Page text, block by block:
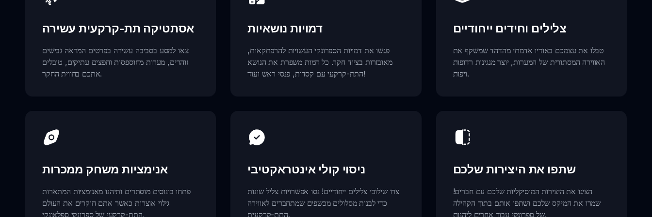
אסתטיקה תת-קרקעית עשירה
צאו למסע בסביבה עשירה בפרטים המראה גבישים
זוהרים, מערות מחוספסות וחפצים עתיקים, טובלים
אתכם בחווית החקר.
דמויות נושאיות
פגשו את דמויות הספרונקי העשויות להרפתקאות,
מאובזרות בציוד חקר. כל דמות משפרת את הנושא
התת-קרקעי עם קסדות, פנסי ראש ועוד!
צלילים וחידים ייחודיים
טבלו את עצמכם באודיו אדמתי מהדהד שמשקף את
האווירה המסתורית של המערות, יוצר מנגינות רדופות
ויפות.
אנימציות משחק ממכרות
פתחו בונוסים מוסתרים ותיהנו מאנימציות המתארות
גילוי אוצרות כאשר אתם חוקרים את העולם
התת-קרקעי של ספרונקי ספלאונקי.
ניסוי קולי אינטראקטיבי
צרו שילובי צלילים ייחודיים! נסו אפשרויות צליל שונות
כדי לבנות מסלולים מכשפים שמתחברים לאווירה
התת-קרקעית.
שתפו את היצירות שלכם
הציגו את היצירות המוסיקליות שלכם עם חברים!
שמרו את המיקס שלכם ושתפו אותם בתוך הקהילה
של ספרונקי עבור אחרים ליהנות.